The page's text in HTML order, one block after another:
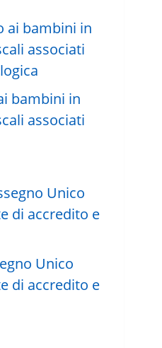
bambini in
associati
Unico
di accredito e